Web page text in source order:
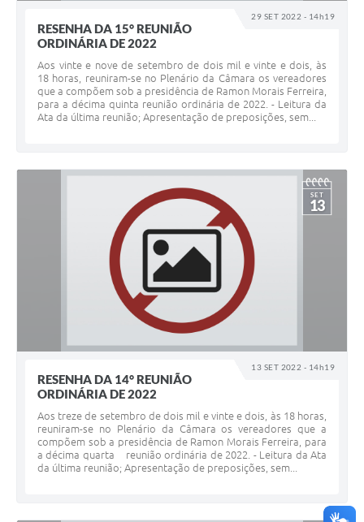
29 SET 2022 - 14h19
RESENHA DA 15° REUNIÃO
ORDINÁRIA DE 2022
Aos vinte e nove de setembro de dois mil e vinte e dois, às
18 horas, reuniram-se no Plenário da Câmara os vereadores
que a compõem sob a presidência de Ramon Morais Ferreira,
para a décima quinta reunião ordinária de 2022. - Leitura da
Ata da última reunião; Apresentação de preposições, sem...
13 SET 2022 - 14h19
SET
13
RESENHA DA 14° REUNIÃO
ORDINÁRIA DE 2022
Aos treze de setembro de dois mil e vinte e dois, às 18 horas,
reuniram-se no Plenário da Câmara os vereadores que a
compõem sob a presidência de Ramon Morais Ferreira, para
a décima quarta reunião ordinária de 2022. - Leitura da Ata
da última reunião; Apresentação de preposições, sem...